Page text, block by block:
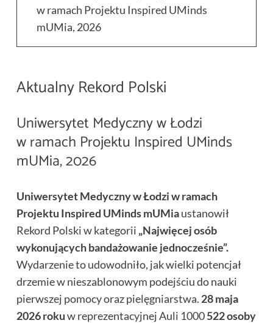
w ramach Projektu Inspired UMinds
mUMia, 2026
Aktualny Rekord Polski
Uniwersytet Medyczny w Łodzi
w ramach Projektu Inspired UMinds
mUMia, 2026
Uniwersytet Medyczny w Łodzi w ramach
Projektu Inspired UMinds mUMiaustanowił
Rekord Polski w kategorii „Najwięcej osób
wykonujących bandażowanie jednocześnie”.
Wydarzenie to udowodniło, jak wielki potencjał
drzemie w nieszablonowym podejściu do nauki
pierwszej pomocy oraz pielęgniarstwa. 28 maja
2026 rokuw reprezentacyjnej Auli 1000522 osoby